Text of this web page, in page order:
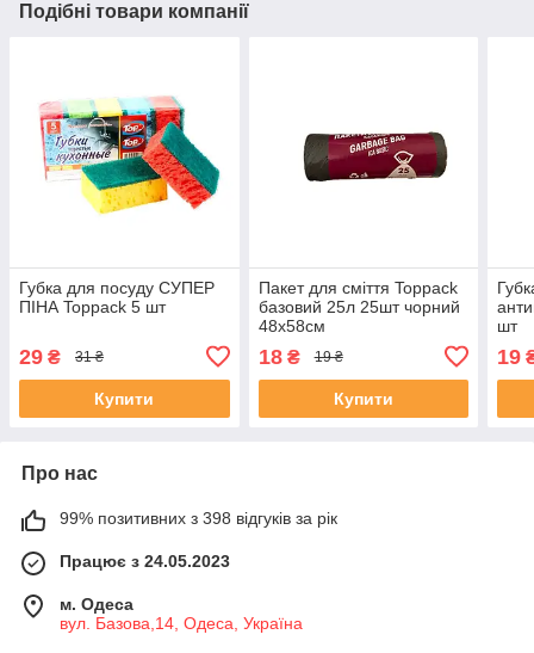
Подібні товари компанії
Губка для посуду СУПЕР
ПІНА Toppack 5 шт
29 ₴ 31 ₴
Купити
Пакет для сміття Toppack
базовий 25л 25шт чорний
48х58см
18₴ 19 ₴
Купити
шт
19
Про нас
99% позитивних з 398 відгуків за рік
Працює з 24.05.2023
м. Одеса
вул. Базова,14, Одеса, Україна